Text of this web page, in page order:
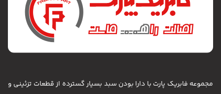
مجموعه فابریک پارت با دارا بودن سبد بسیار گسترده از قطعات تزئینی و